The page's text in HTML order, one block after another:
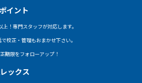
イント
！専門スタッフが対応します。
校正・管理もおまかせ下さい。
期限をフォローアップ！
ックス